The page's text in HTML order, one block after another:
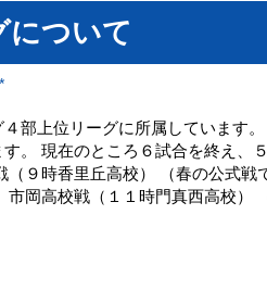
について
部上位リーグに所属しています
。 現在のところ６試合を終え、
（９時香里丘高校） （春の公式
市岡高校戦（１１時門真西高校）